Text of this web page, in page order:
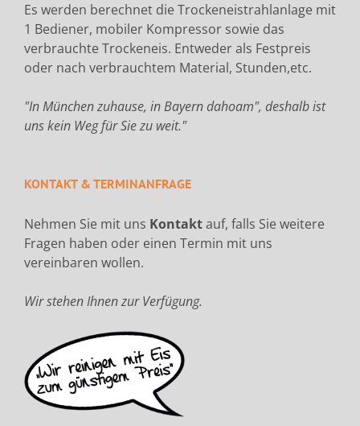
Es werden berechnet die Trockeneistrahlanlage mit
1 Bediener, mobiler Kompressor sowie das
verbrauchte Trockeneis. Entweder als Festpreis
oder nach verbrauchtem Material, Stunden,etc.
"In München zuhause, in Bayern dahoam", deshalb ist
uns kein Weg für Sie zu weit."
KONTAKT & TERMINANFRAGE
Nehmen Sie mit uns Kontaktauf, falls Sie weitere
Fragen haben oder einen Termin mit uns
vereinbaren wollen.
Wir stehen Ihnen zur Verfügung.